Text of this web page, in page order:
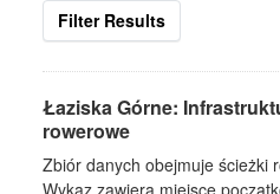
Filter Results
Łaziska Górne:
rowerowe
Zbiór danych obejmuje ścieżki
Wykaz zawiera miejsce